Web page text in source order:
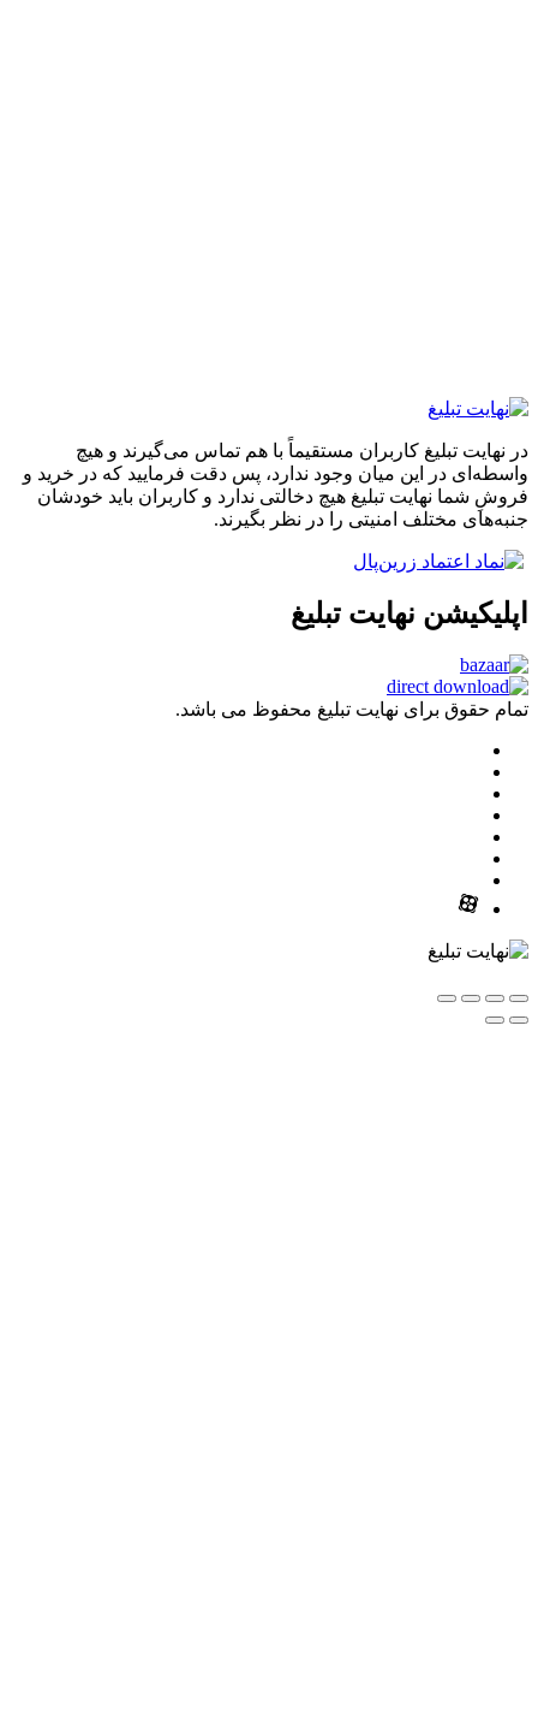
تبلیغ کاربران مستقیماً با هم تماس می‌گیرند و هیچ
در این میان وجود ندارد، پس دقت فرمایید که در خرید و
نهایت تبلیغ هیچ دخالتی ندارد و کاربران باید خودشان
مختلف امنیتی را در نظر بگیرند.
نهایت تبلیغ
برای نهایت تبلیغ محفوظ می باشد.